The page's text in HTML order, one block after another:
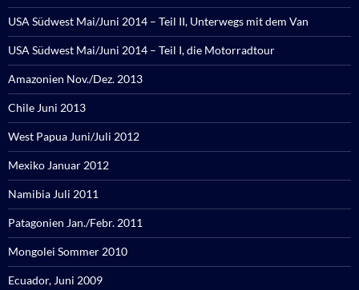
USA Südwest Mai/Juni 2014 – Teil II, Unterwegs mit dem Van
USA Südwest Mai/Juni 2014 – Teil I, die Motorradtour
Amazonien Nov./Dez. 2013
Chile Juni 2013
West Papua Juni/Juli 2012
Mexiko Januar 2012
Namibia Juli 2011
Patagonien Jan./Febr. 2011
Mongolei Sommer 2010
Ecuador, Juni 2009